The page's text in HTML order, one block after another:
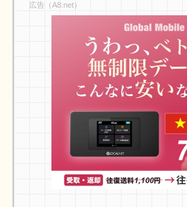
広告（A8.net）